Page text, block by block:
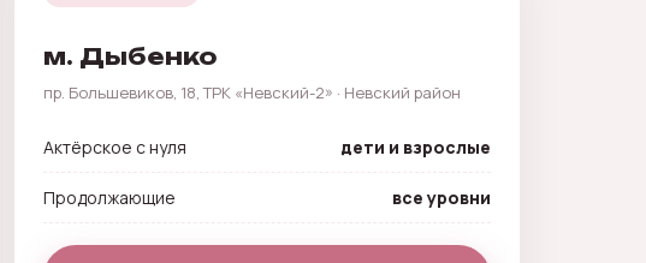
м. Дыбенко
пр. Большевиков, 18, ТРК «Невский-2» · Невский район
Актёрское с нуля дети и взрослые
Продолжающие все уровни